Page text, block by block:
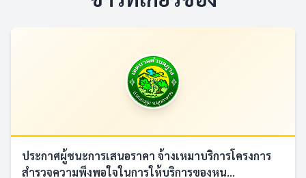
ประกาศผู้ชนะการเสนอราคา จ้างเหมาบริการโครงการ
สำรวจความพึงพอใจในการให้บริการของหน...